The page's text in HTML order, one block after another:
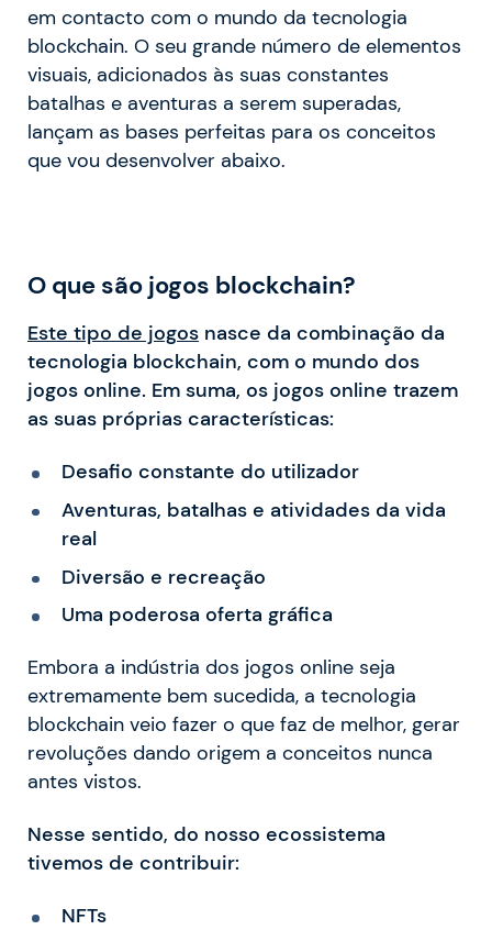
em contacto com o mundo da tecnologia
blockchain. O seu grande número de elementos
visuais, adicionados às suas constantes
batalhas e aventuras a serem superadas,
lançam as bases perfeitas para os conceitos
que vou desenvolver abaixo.
O que são jogos blockchain?
Este tipo de jogos nasce da combinação da
tecnologia blockchain, com o mundo dos
jogos online. Em suma, os jogos online trazem
as suas próprias características:
Desafio constante do utilizador
Aventuras, batalhas e atividades da vida
real
Diversão e recreação
Uma poderosa oferta gráfica
Embora a indústria dos jogos online seja
extremamente bem sucedida, a tecnologia
blockchain veio fazer o que faz de melhor, gerar
revoluções dando origem a conceitos nunca
antes vistos.
Nesse sentido, do nosso ecossistema
tivemos de contribuir:
NFTs